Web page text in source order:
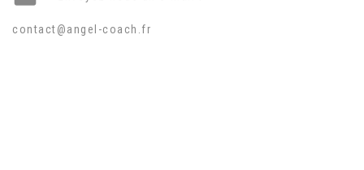
contact@angel-coach.fr